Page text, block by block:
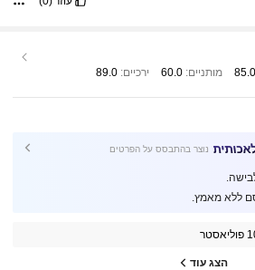
85.0 מותניים: 60.0 ירכיים: 89.0
נוצר בהתבסס על הפרטים
ללא מאמץ.
הצג עוד